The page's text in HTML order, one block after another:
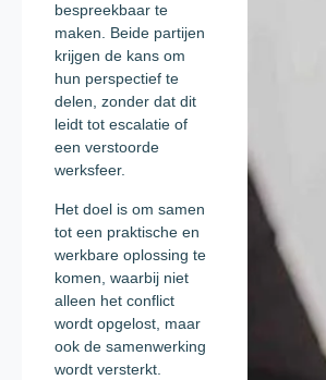
bespreekbaar te
maken. Beide partijen
krijgen de kans om
hun perspectief te
delen, zonder dat dit
leidt tot escalatie of
een verstoorde
werksfeer.
Het doel is om samen
tot een praktische en
werkbare oplossing te
komen, waarbij niet
alleen het conflict
wordt opgelost, maar
ook de samenwerking
wordt versterkt.